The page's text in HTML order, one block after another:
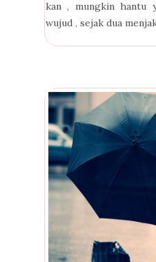
kan , mungkin hantu
wujud , sejak dua